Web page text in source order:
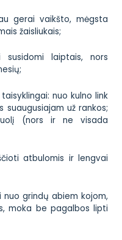
gerai vaikšto, mėgsta
žaisliukais;
laiptais, nors
nuo kulno link
už rankos;
(nors ir ne visada
atbulomis ir lengvai
grindų abiem kojom,
moka be pagalbos lipti